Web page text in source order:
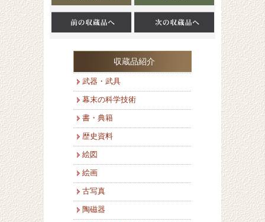
収蔵品紹介
武器・武具
幕末の科学技術
書・典籍
歴史資料
絵図
絵画
古写真
陶磁器